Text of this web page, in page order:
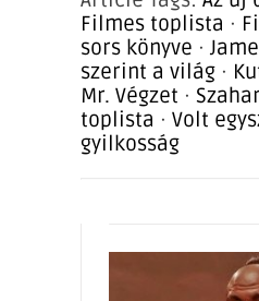
Filmes toplista ·
sors könyve ·
szerint a világ ·
Mr. Végzet ·
toplista · Volt
gyilkosság